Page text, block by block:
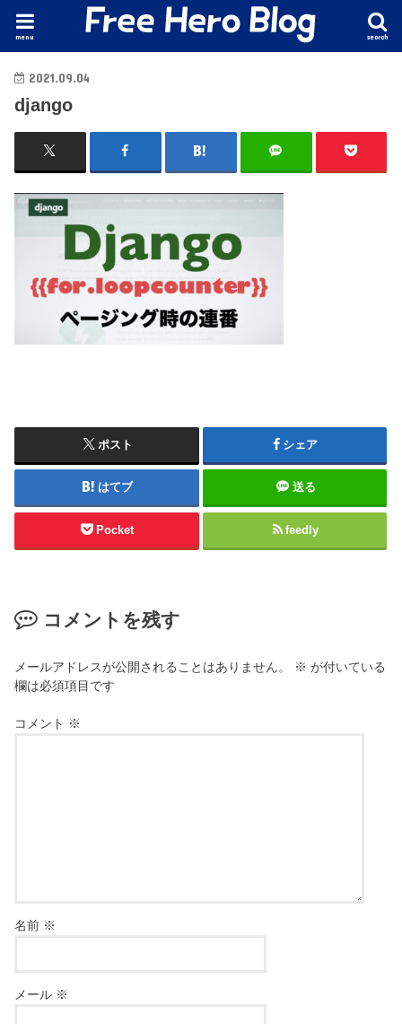
search
menu
2021.09.04
django
ポスト シェア
はてブ 送る
Pocket feedly
コメントを残す
メールアドレスが公開されることはありません。 ※ が付いている
欄は必須項目です
コメント ※
名前 ※
メール ※